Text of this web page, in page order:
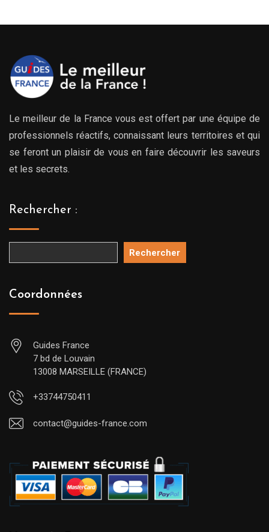
Le meilleur de la France vous est offert par une équipe de
professionnels réactifs, connaissant leurs territoires et qui
se feront un plaisir de vous en faire découvrir les saveurs
et les secrets.
Rechercher :
Rechercher
Coordonnées
Guides France
7 bd de Louvain
13008 MARSEILLE (FRANCE)
+33744750411
contact@guides-france.com